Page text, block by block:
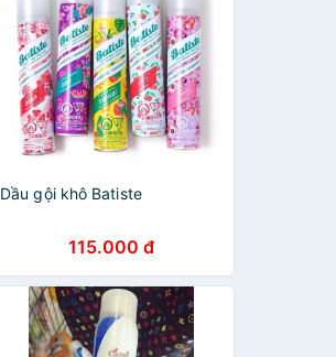
Dầu gội khô Batiste
115.000 đ